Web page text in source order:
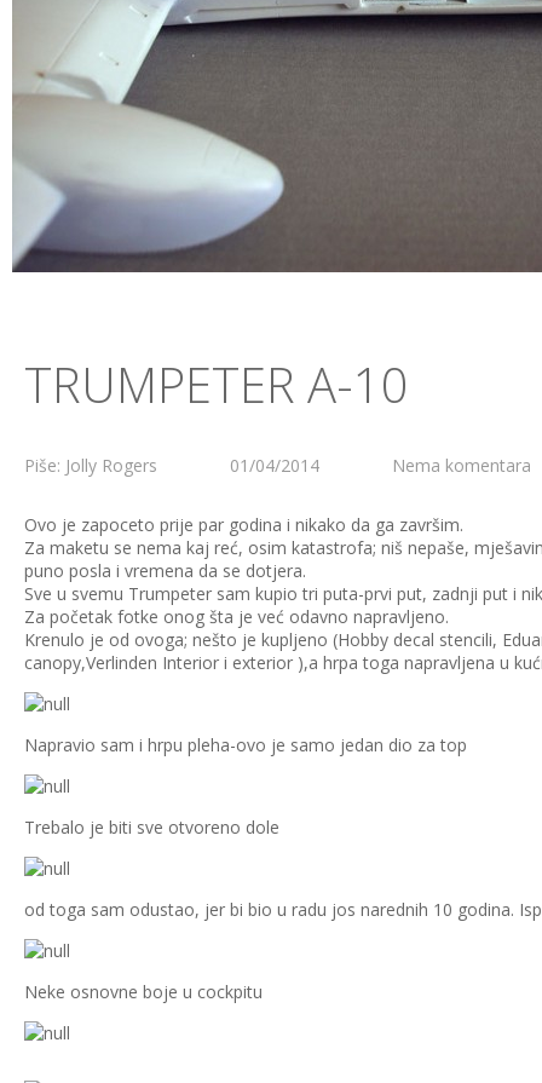
TRUMPETER A-10
Piše: Jolly Rogers 01/04/2014 Nema komentara
Ovo je zapoceto prije par godina i nikako da ga završim.
Za maketu se nema kaj reć, osim katastrofa; niš nepaše,
puno posla i vremena da se dotjera.
Sve u svemu Trumpeter sam kupio tri puta-prvi put, zadnji put i
Za početak fotke onog šta je već odavno napravljeno.
Krenulo je od ovoga; nešto je kupljeno (Hobby decal stencili,
canopy,Verlinden Interior i exterior ),a hrpa toga napravljena u
Napravio sam i hrpu pleha-ovo je samo jedan dio za top
Trebalo je biti sve otvoreno dole
od toga sam odustao, jer bi bio u radu jos narednih 10 godina.
Neke osnovne boje u cockpitu